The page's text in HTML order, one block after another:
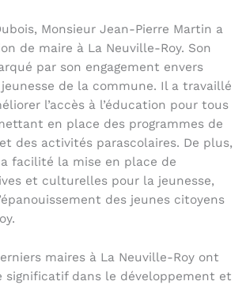
Monsieur Jean-Pierre Martin a
de maire à La Neuville-Roy. Son
par son engagement envers
de la commune. Il a travaillé
l’accès à l’éducation pour tous
en place des programmes de
des activités parascolaires. De plus,
facilité la mise en place de
et culturelles pour la jeunesse,
des jeunes citoyens
maires à La Neuville-Roy ont
significatif dans le développement et